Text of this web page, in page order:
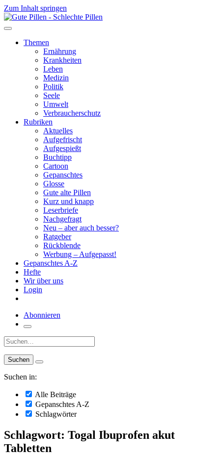
Zum Inhalt springen
Themen
Ernährung
Krankheiten
Leben
Medizin
Politik
Seele
Umwelt
Verbraucherschutz
Rubriken
Aktuelles
Aufgefrischt
Aufgespießt
Buchtipp
Cartoon
Gepanschtes
Glosse
Gute alte Pillen
Kurz und knapp
Leserbriefe
Nachgefragt
Neu – aber auch besser?
Ratgeber
Rückblende
Werbung – Aufgepasst!
Gepanschtes A-Z
Hefte
Wir über uns
Login
Abonnieren
Suche:
Suchen in:
Alle Beiträge
Gepanschtes A-Z
Schlagwörter
Schlagwort: Togal Ibuprofen akut
Tabletten